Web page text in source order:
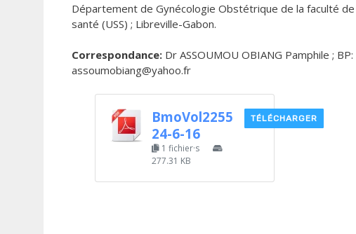
Département de Gynécologie Obstétrique de la faculté
santé (USS) ; Libreville-Gabon.
Correspondance: Dr ASSOUMOU OBIANG Pamphile ;
assoumobiang@yahoo.fr
BmoVol2255
24-6-16
1 fichier·s
277.31 KB
TÉLÉCHARGER